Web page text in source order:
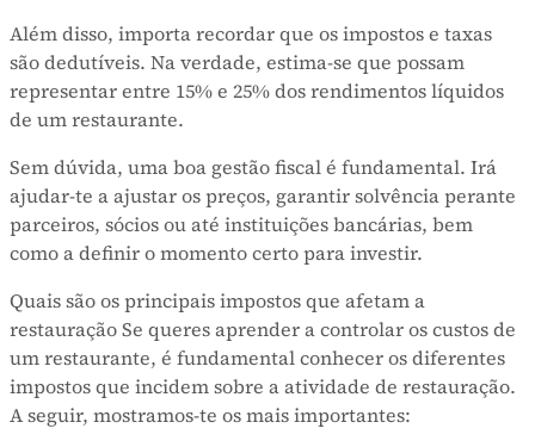
Além disso, importa recordar que os impostos e taxas
são dedutíveis. Na verdade, estima-se que possam
representar entre 15% e 25% dos rendimentos líquidos
de um restaurante.
Sem dúvida, uma boa gestão fiscal é fundamental. Irá
ajudar-te a ajustar os preços, garantir solvência perante
parceiros, sócios ou até instituições bancárias, bem
como a definir o momento certo para investir.
Quais são os principais impostos que afetam a
restauração Se queres aprender a controlar os custos de
um restaurante, é fundamental conhecer os diferentes
impostos que incidem sobre a atividade de restauração.
A seguir, mostramos-te os mais importantes: